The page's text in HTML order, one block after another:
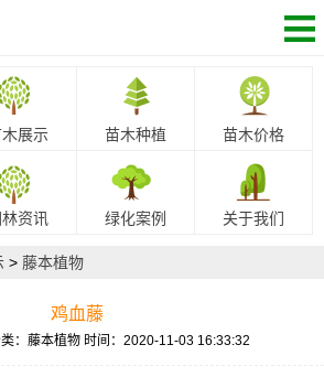
展示 苗木种植 苗木价格
林资讯 绿化案例 关于我们
> 藤本植物
鸡血藤
：藤本植物 时间：2020-11-03 16:33:32